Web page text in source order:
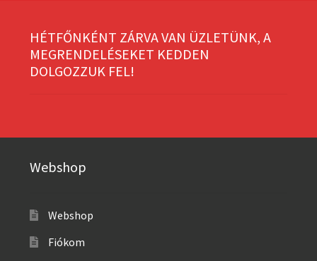
HÉTFŐNKÉNT ZÁRVA VAN ÜZLETÜNK, A
MEGRENDELÉSEKET KEDDEN
DOLGOZZUK FEL!
Webshop
Webshop
Fiókom